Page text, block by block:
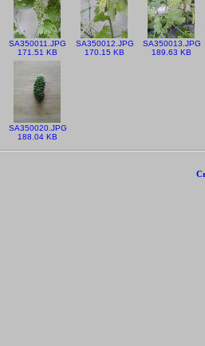
SA350011.JPG
171.51 KB
SA350012.JPG
170.15 KB
SA350013.JPG
189.63 KB
SA350020.JPG
188.04 KB